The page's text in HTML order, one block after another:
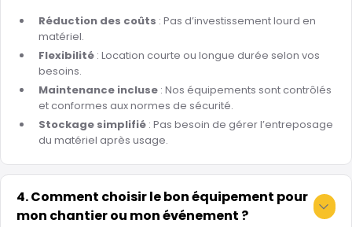
Réduction des coûts : Pas d’investissement lourd en
matériel.
Flexibilité : Location courte ou longue durée selon vos
besoins.
Maintenance incluse : Nos équipements sont contrôlés
et conformes aux normes de sécurité.
Stockage simplifié : Pas besoin de gérer l’entreposage
du matériel après usage.
4. Comment choisir le bon équipement pour
mon chantier ou mon événement ?